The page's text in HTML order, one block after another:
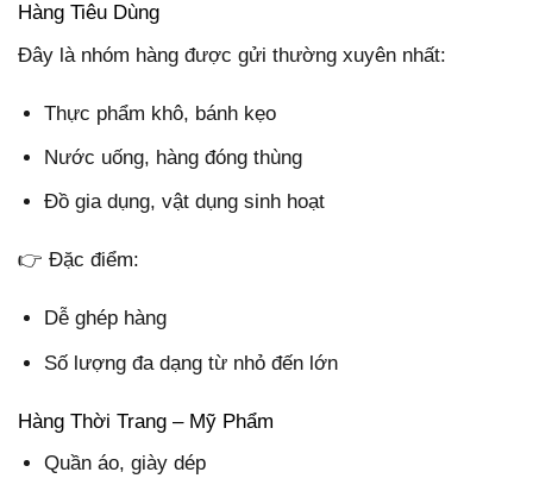
Hàng Tiêu Dùng
Đây là nhóm hàng được gửi thường xuyên nhất:
Thực phẩm khô, bánh kẹo
Nước uống, hàng đóng thùng
Đồ gia dụng, vật dụng sinh hoạt
👉 Đặc điểm:
Dễ ghép hàng
Số lượng đa dạng từ nhỏ đến lớn
Hàng Thời Trang – Mỹ Phẩm
Quần áo, giày dép